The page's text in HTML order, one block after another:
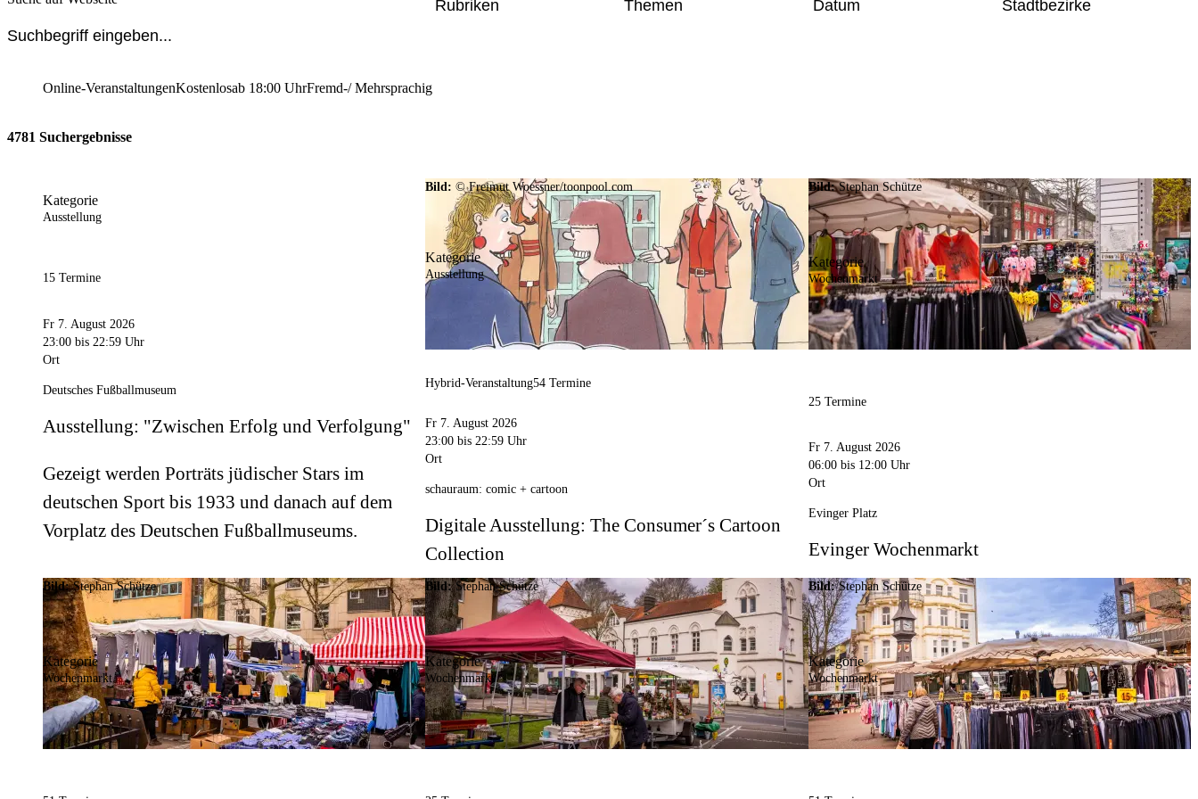
Rubriken Themen Datum Stadtbezirke
Online-VeranstaltungenKostenlosab 18:00 UhrFremd-/ Mehrsprachig
4781 Suchergebnisse
Kategorie
Ausstellung
15 Termine
Fr 7. August 2026
23:00 bis 22:59 Uhr
Ort
Deutsches Fußballmuseum
Ausstellung: "Zwischen Erfolg und Verfolgung"
Gezeigt werden Porträts jüdischer Stars im
deutschen Sport bis 1933 und danach auf dem
Vorplatz des Deutschen Fußballmuseums.
Bild:© Freimut Woessner/toonpool.com
Kategorie
Ausstellung
Hybrid-Veranstaltung54 Termine
Fr 7. August 2026
23:00 bis 22:59 Uhr
Ort
schauraum: comic + cartoon
Digitale Ausstellung: The Consumer´s Cartoon
Collection
Bild:Stephan Schütze
Kategorie
Wochenmarkt
25 Termine
Fr 7. August 2026
06:00bis 12:00 Uhr
Ort
Evinger Platz
Evinger Wochenmarkt
Bild:Stephan Schütze
Kategorie
Wochenmarkt
Bild:Stephan Schütze
Kategorie
Wochenmarkt
Bild:Stephan Schütze
Kategorie
Wochenmarkt